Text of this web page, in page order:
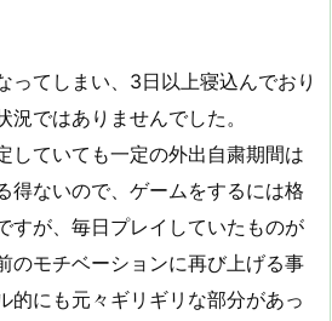
ってしまい、3日以上寝込んでおり
ではありませんでした。
していても一定の外出自粛期間は
得ないので、ゲームをするには格
すが、毎日プレイしていたものが
のモチベーションに再び上げる事
的にも元々ギリギリな部分があっ